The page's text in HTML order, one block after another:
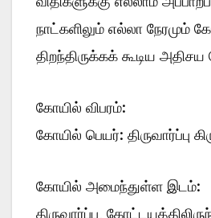
நாட்களிலும் எல்லா நேரமும்
திறந்திருக்கக் கூடிய
கோயில் விபரம்:
கோயில் பெயர்: திருவார்ப்பு
கோயில் அமைந்துள்ள இடம்:
திருவார்ப்பு,